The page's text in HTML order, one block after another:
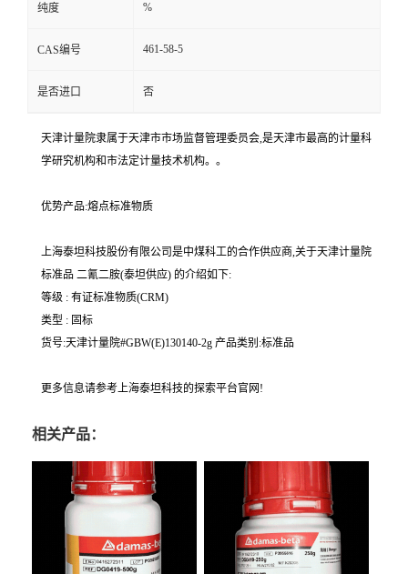
纯度 %
CAS编号 461-58-5
是否进口 否
天津计量院隶属于天津市市场监督管理委员会,是天津市最高的计量科
学研究机构和市法定计量技术机构。。
优势产品:熔点标准物质
上海泰坦科技股份有限公司是中煤科工的合作供应商,关于天津计量院
标准品 二氰二胺(泰坦供应) 的介绍如下:
等级 : 有证标准物质(CRM)
类型 : 固标
货号:天津计量院#GBW(E)130140-2g 产品类别:标准品
更多信息请参考上海泰坦科技的探索平台官网!
相关产品：